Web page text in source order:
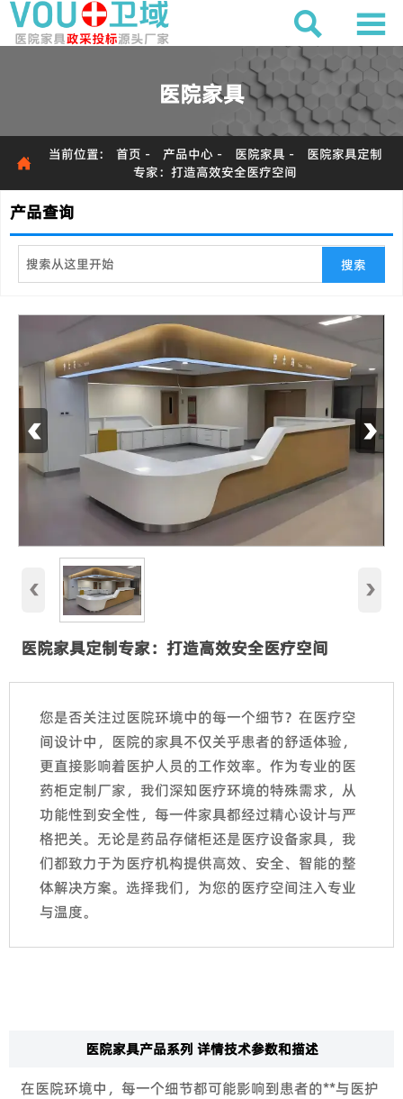
 
医院家具
 当前位置: 首页 - 产品中心- 医院家具 -
医院家具定制
专家：打造高效安全医疗空间
产品查询
搜索
‹ ›
‹ ›
医院家具定制专家：打造高效安全医疗空间
您是否关注过医院环境中的每一个细节？在医疗空
间设计中，医院的家具不仅关乎患者的舒适体验，
更直接影响着医护人员的工作效率。作为专业的医
药柜定制厂家，我们深知医疗环境的特殊需求，从
功能性到安全性，每一件家具都经过精心设计与严
格把关。无论是药品存储柜还是医疗设备家具，我
们都致力于为医疗机构提供高效、安全、智能的整
体解决方案。选择我们，为您的医疗空间注入专业
与温度。
医院家具产品系列 详情技术参数和描述
在医院环境中，每一个细节都可能影响到患者的**与医护